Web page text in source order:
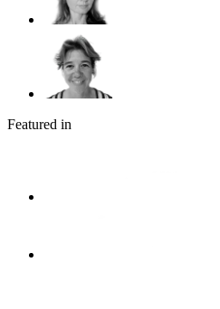
Featured in